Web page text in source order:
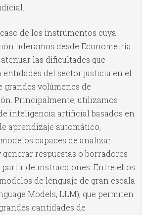
de los instrumentos cuya
lideramos desde Econometría
atenuar las dificultades que
del sector justicia en el
grandes volúmenes de
Principalmente, utilizamos
inteligencia artificial basados en
aprendizaje automático,
capaces de analizar
generar respuestas o borradores
partir de instrucciones. Entre ellos
de lenguaje de gran escala
Models, LLM), que permiten
cantidades de